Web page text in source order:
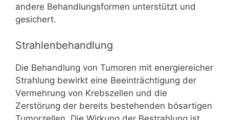
andere Behandlungsformen unterstützt und
gesichert.
Strahlenbehandlung
Die Behandlung von Tumoren mit energiereicher
Strahlung bewirkt eine Beeinträchtigung der
Vermehrung von Krebszellen und die
Zerstörung der bereits bestehenden bösartigen